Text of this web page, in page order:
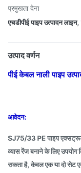
प्रमुखता देना
एचडीपीई पाइप उत्पादन लाइन,
उत्पाद वर्णन
पीई केबल नाली पाइप
आवेदन:
SJ75/33 PE पाइप
व्यास रेंज बनाने के लिए उपयोग
सकता है, केवल एक या दो सेट